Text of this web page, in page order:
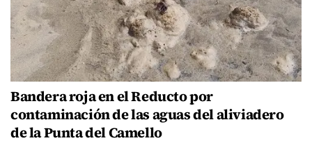
Bandera roja en el Reducto por
contaminación de las aguas del aliviadero
de la Punta del Camello